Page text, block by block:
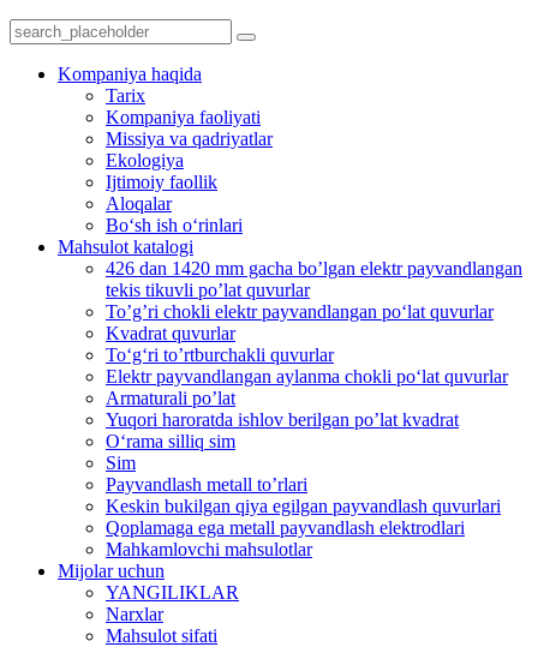
Kompaniya haqida
Tarix
Kompaniya faoliyati
Missiya va qadriyatlar
Ekologiya
Ijtimoiy faollik
Aloqalar
Bo‘sh ish o‘rinlari
Mahsulot katalogi
426 dan 1420 mm gacha bo’lgan elektr payvandlangan
tekis tikuvli po’lat quvurlar
To’g’ri chokli elektr payvandlangan po‘lat quvurlar
Kvadrat quvurlar
To‘g‘ri to’rtburchakli quvurlar
Elektr payvandlangan aylanma chokli po‘lat quvurlar
Armaturali po’lat
Yuqori haroratda ishlov berilgan po’lat kvadrat
O‘rama silliq sim
Sim
Payvandlash metall to’rlari
Keskin bukilgan qiya egilgan payvandlash quvurlari
Qoplamaga ega metall payvandlash elektrodlari
Mahkamlovchi mahsulotlar
Mijolar uchun
YANGILIKLAR
Narxlar
Mahsulot sifati